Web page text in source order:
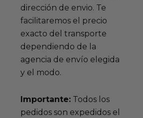
dirección de envio. Te
facilitaremos el precio
exacto del transporte
dependiendo de la
agencia de envío elegida
y el modo.
Importante:Todos los
pedidos son expedidos el